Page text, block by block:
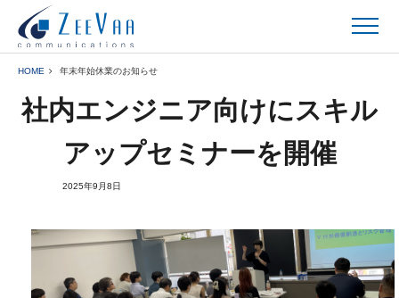
HOME 年末年始休業のお知らせ
社内エンジニア向けにスキル
アップセミナーを開催
2025年9月8日